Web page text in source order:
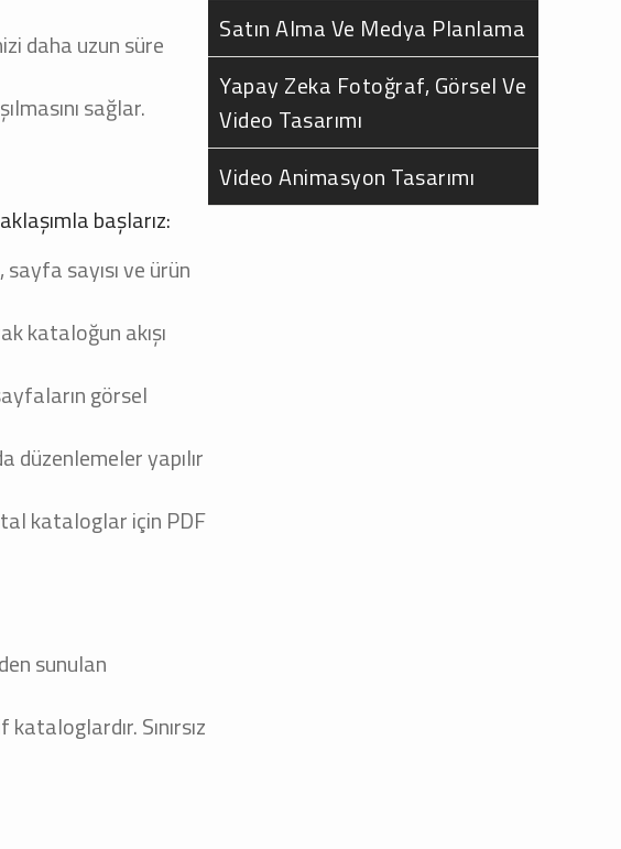
daha uzun süre
sağlar.
başlarız:
sayısı ve ürün
kataloğun akışı
görsel
yapılır
kataloglar için PDF
sunulan
Sınırsız
Satın Alma Ve Medya Planlama
Yapay Zeka Fotoğraf, Görsel Ve
Video Tasarımı
Video Animasyon Tasarımı